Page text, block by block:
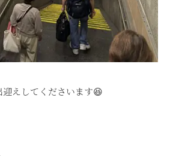
えしてくださいます😆